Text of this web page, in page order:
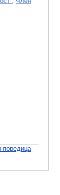
поредица